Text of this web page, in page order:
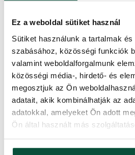
Ez a weboldal sütiket használ
Sütiket használunk a tartalmak
szabásához, közösségi funkciók
valamint weboldalforgalmunk
közösségi média-, hirdető- és
megosztjuk az Ön
adatait, akik kombinálhatják az
adatokkal, amelyeket Ön adott
Ön által használt más
3D ágak száma 628
PVC ágak száma
Állvány (a csomag tartalmazza) Fém
A 3D/PVC százalékos aránya 32/68
Kinyitás típusa snap